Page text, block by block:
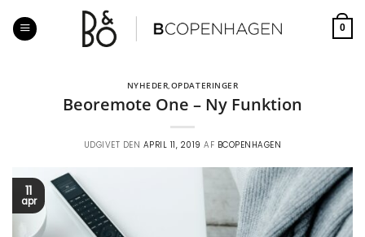
indhold
0
NYHEDER,OPDATERINGER
Beoremote One – Ny Funktion
UDGIVET DEN APRIL 11, 2019 AF BCOPENHAGEN
11
apr